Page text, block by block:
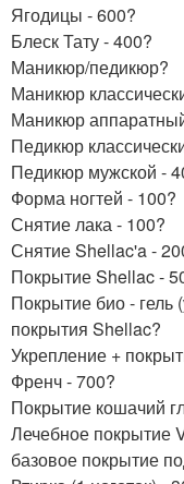
Ягодицы - 600?
Блеск Тату - 400?
Маникюр/педикюр?
Маникюр
Маникюр
Педикюр
Педикюр мужской -
Форма ногтей - 100?
Снятие лака - 100?
Снятие Shellac'a -
Покрытие Shellac -
Покрытие био - гель
покрытия Shellac?
Укрепление +
Френч - 700?
Покрытие кошачий
Лечебное покрытие
базовое покрытие